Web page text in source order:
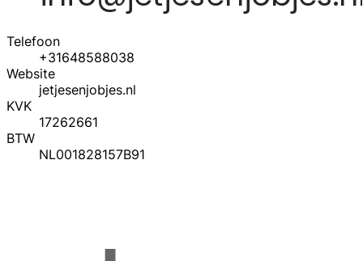
Telefoon
+31648588038
Website
jetjesenjobjes.nl
KVK
17262661
BTW
NL001828157B91